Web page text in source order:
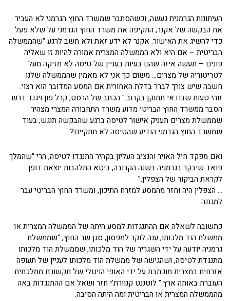
העיתונות הגרמנית געשה, וכשהסתבר שמשרד החוץ הגרמני לא העביר
את הבקשה של אקנר, התקיפה את משרד החוץ הגרמני על שלא פעל
כדי להשיג את האישור. אקנר לא ידע זאת ולא חשב לרגע "שהממשלה
הבריטית – אם היא ולא הממשלה המצרית אמורה להיות זו שאליה
פונים – תעשה איזה שהם בעיות בעניין של טיסה לא מזיקה מעל
לטריטוריה של מצרים… משום כך אני לא מאמין שהממשלה שלנו
חשבה שיש צורך לברר בדלת האחורית אם המסע המדובר הוא רצוי.
זוהי טעות שבודאי תתוקן בקרוב." הכתב של הרסט, קרל פון ויגנד דרש
הסבר ממשרד החוץ הבריטי מדוע משרד התחבורה המצרי מצהיר
שממשלת מצרים תעניק אישור לטיסה ברגע שהבקשה תוגש, בעוד
שמשרד החוץ הגרמני הודיע שהטיסה לא תתקיים?
ואם מפקד חיל האויר והנציב העליון בקהיר התנגדו לטיסה, הרי "שהמלך
פואד שיבקר בגרמניה בשנה הקרובה, ביטא התלהבות יוצאת דופן
לקראת הביקור של הצפלין."
… הצפלין היה וחזר מהמסע למזרח התיכון, ומשרד החוץ הבריטי עבר
למגננה.
כתשובה לשאלה אם ההתנגדות למסע היתה של הממשלה המצרית או
ממשלת הוד מלכותו, ענה לוקר למפסון, סגן שר החוץ, "שממשלת
גרמניה יודעה על ידי השגריר של הוד מלכותו, שממשלת הוד מלכותו
מתנגדת לטיסה, ושהגישה של ממשלת הוד מלכותו לעניין של תעופה
אזרחית במצרית מוכתבת על ידי האופי הויטלי של תקשורת ממלכתית
העוברת באותה ארץ." לוטננט קנוורת'י חזר ושאל אם ההתנגדות באה
מהממשלה המצרית או הבריטית ומה היתה הסיבה.